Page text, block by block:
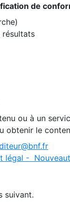
de
résultats
ou à un
obtenir le
légal -
suivant.